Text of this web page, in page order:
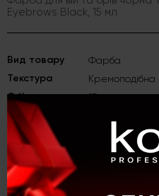
Eyebrows Black, 15 мл
Вид товару Фарба
Текстура Кремоподібна
Об'єм 15 мл
Відтінок
Колір Чорний
Категорія Фарби для вій